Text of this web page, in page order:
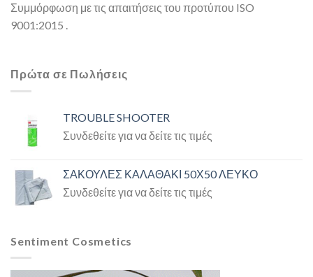
Συμμόρφωση με τις απαιτήσεις του προτύπου ISO
9001:2015 .
Πρώτα σε Πωλήσεις
TROUBLE SHOOTER
Συνδεθείτε για να δείτε τις τιμές
ΣΑΚΟΥΛΕΣ ΚΑΛΑΘΑΚΙ 50Χ50 ΛΕΥΚΟ
Συνδεθείτε για να δείτε τις τιμές
Sentiment Cosmetics